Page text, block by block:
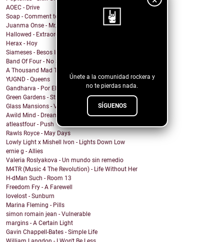
Únete a la comunidad rockera y
no te pierdas nada.
SÍGUENOS
AOEC - Drive
Soap - Comment te dire adieu
Juanma Onse - Mr. Robot
Hallowed - Extraordinary Boy
Herax - Hoy
Siameses - Besos Inconexos
Band Of Four - No Sound
A Thousand Mad Things - Girl
YUGND - Queens
Gandharva - Por El Rockanroll
Green Gardens - Stroom
Glass Mansions - VIOLET
Awild Mind - Dreamer
atleastfour - Push
Rawls Royce - May Days
Lowly Light x Mishell Ivon - Lights Down Low
ernie g - Allies
Valeria Roslyakova - Un mundo sin remedio
M4TR (Music 4 The Revolution) - Life Without Her
H-dMan Such - Room 13
Freedom Fry - A Farewell
lovelost - Sunburn
Marina Fleming - Pills
simon romain jean - Vulnerable
margins - A Certain Light
Gavin Chappell-Bates - Simple Life